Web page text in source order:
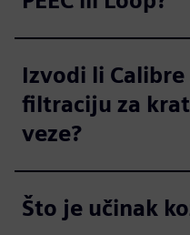
Izvodi li
filtraciju za
veze?
Što je učinak